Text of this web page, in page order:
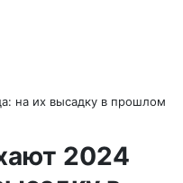
на их высадку в прошлом
2024